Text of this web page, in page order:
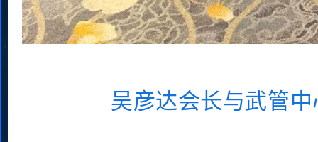
吴彦达会长与武管